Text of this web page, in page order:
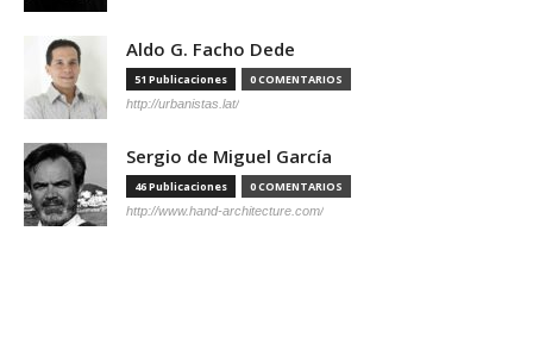
Aldo G. Facho Dede
51 Publicaciones 0 COMENTARIOS
http://urbanistas.lat/
Sergio de Miguel García
46 Publicaciones 0 COMENTARIOS
http://www.hand-architecture.com/